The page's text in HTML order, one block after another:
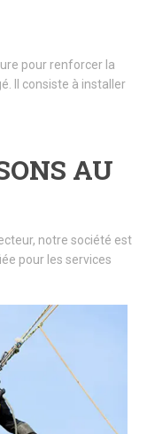
pour renforcer la
Il consiste à installer
AU
notre société est
pour les services